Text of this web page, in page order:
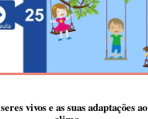
vivos e as suas adaptações ao